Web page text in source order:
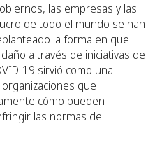
las empresas y las
de todo el mundo se han
la forma en que
a través de iniciativas de
19 sirvió como una
que
cómo pueden
las normas de